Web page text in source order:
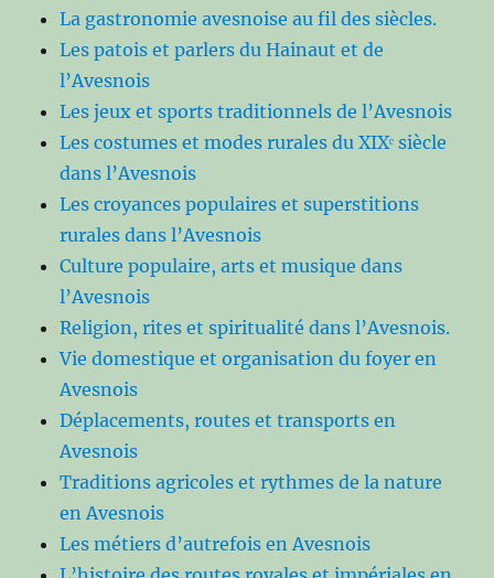
La gastronomie avesnoise au fil des siècles.
Les patois et parlers du Hainaut et de
l’Avesnois
Les jeux et sports traditionnels de l’Avesnois
Les costumes et modes rurales du XIXᵉ siècle
dans l’Avesnois
Les croyances populaires et superstitions
rurales dans l’Avesnois
Culture populaire, arts et musique dans
l’Avesnois
Religion, rites et spiritualité dans l’Avesnois.
Vie domestique et organisation du foyer en
Avesnois
Déplacements, routes et transports en
Avesnois
Traditions agricoles et rythmes de la nature
en Avesnois
Les métiers d’autrefois en Avesnois